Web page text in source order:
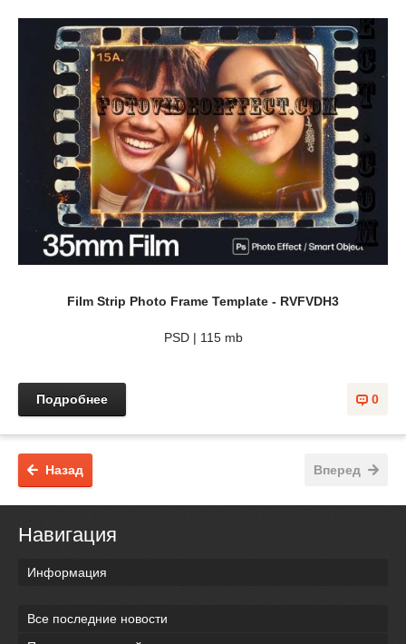
Film Strip Photo Frame Template - RVFVDH3
PSD | 115 mb
0
Подробнее
Вперед
Назад
Навигация
Информация
Все последние новости